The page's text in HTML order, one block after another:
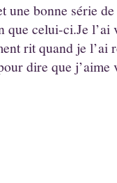
une bonne série
que celui-ci.Je l’ai
rit quand je l’ai
dire que